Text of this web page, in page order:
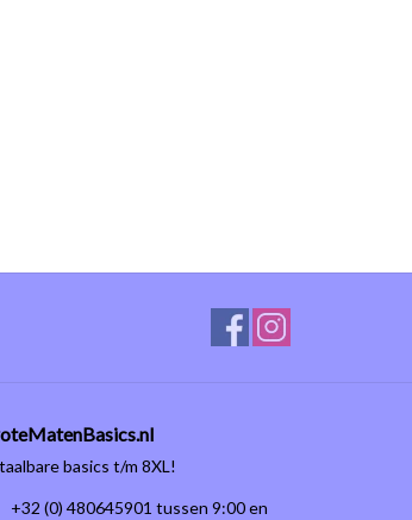
basics t/m 8XL!
+32 (0) 480645901 tussen 9:00 en